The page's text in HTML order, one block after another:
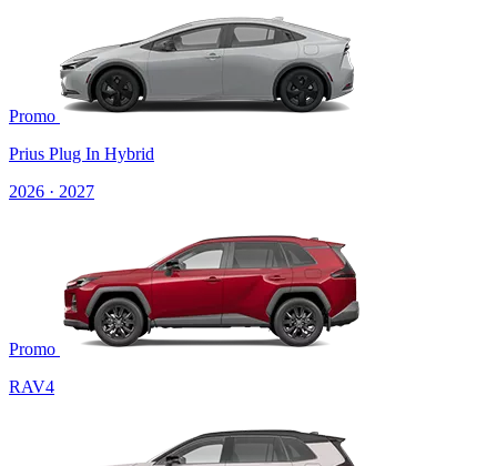
Promo
Prius Plug In Hybrid
2026 · 2027
Promo
RAV4